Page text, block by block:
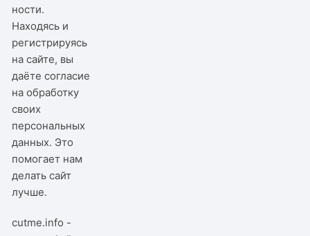
ности.
Находясь и
регистрируясь
на сайте, вы
даёте согласие
на обработку
своих
персональных
данных. Это
помогает нам
делать сайт
лучше.
cutme.info -